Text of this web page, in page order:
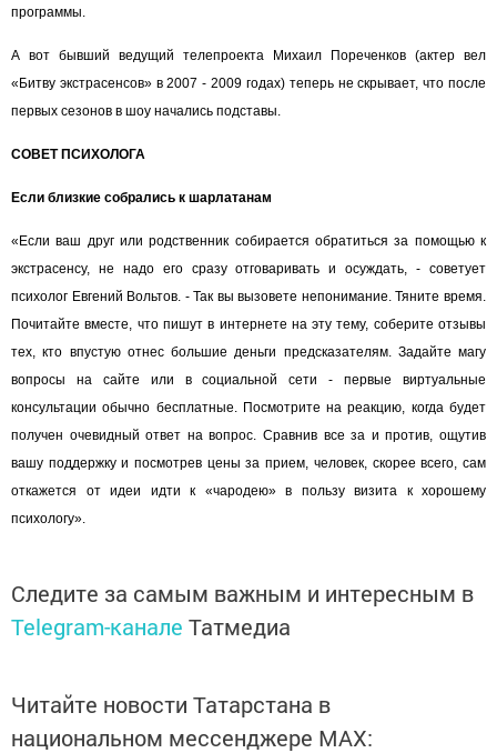
программы.
А вот бывший ведущий телепроекта Михаил Пореченков (актер вел
«Битву экстрасенсов» в 2007 - 2009 годах) теперь не скрывает, что после
первых сезонов в шоу начались подставы.
СОВЕТ ПСИХОЛОГА
Если близкие собрались к шарлатанам
«Если ваш друг или родственник собирается обратиться за помощью к
экстрасенсу, не надо его сразу отговаривать и осуждать, - советует
психолог Евгений Вольтов. - Так вы вызовете непонимание. Тяните время.
Почитайте вместе, что пишут в интернете на эту тему, соберите отзывы
тех, кто впустую отнес большие деньги предсказателям. Задайте магу
вопросы на сайте или в социальной сети - первые виртуальные
консультации обычно бесплатные. Посмотрите на реакцию, когда будет
получен очевидный ответ на вопрос. Сравнив все за и против, ощутив
вашу поддержку и посмотрев цены за прием, человек, скорее всего, сам
откажется от идеи идти к «чародею» в пользу визита к хорошему
психологу».
Следите за самым важным и интересным в
Telegram-канале Татмедиа
Читайте новости Татарстана в
национальном мессенджере MАХ: